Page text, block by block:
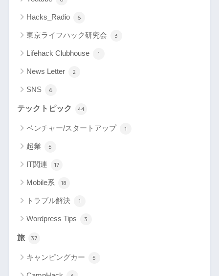
Hacks_Radio 6
東京ライフハック研究会 3
Lifehack Clubhouse 1
News Letter 2
SNS 6
テックトピック 44
ベンチャー/スタートアップ 1
起業 5
IT関連 17
Mobile系 18
トラブル解決 1
Wordpress Tips 3
旅 37
キャンピングカー 5